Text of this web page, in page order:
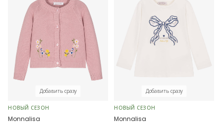
Добавить сразу
НОВЫЙ СЕЗОН
Monnalisa
Добавить сразу
НОВЫЙ СЕЗОН
Monnalisa